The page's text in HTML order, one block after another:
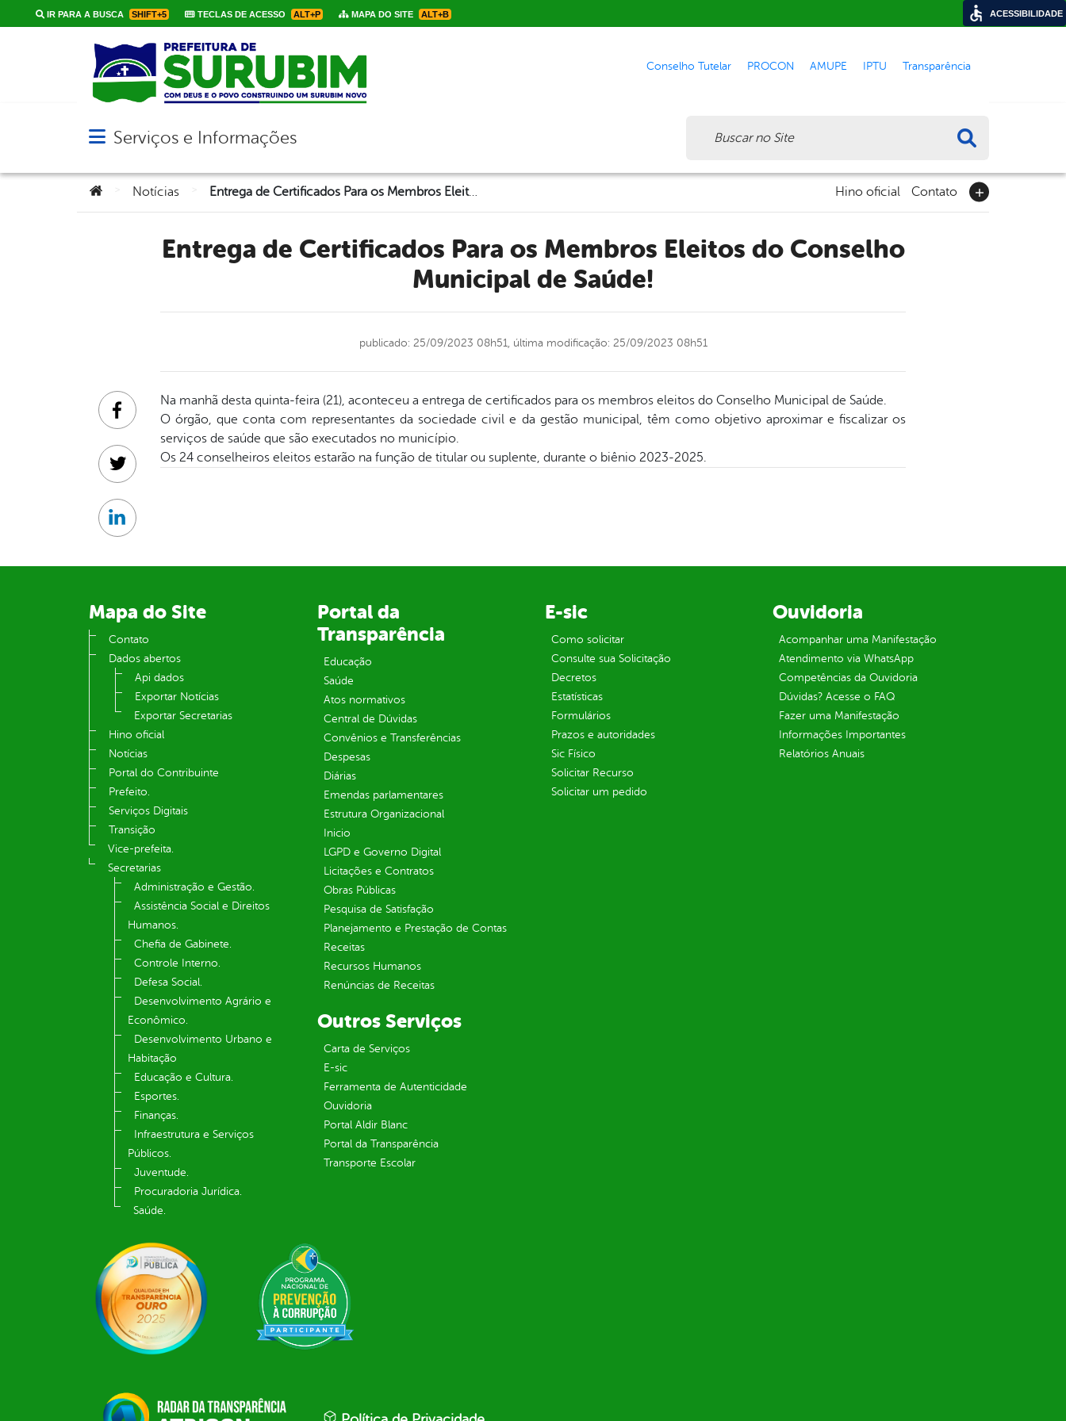
IR PARA A BUSCA SHIFT+5 TECLAS DE ACESSO ALT+P MAPA DO SITE ALT+B
Conselho Tutelar PROCON AMUPE IPTU Transparência
Abrir menu principal de navegação
Serviços e Informações
Você está aqui:
Notícias Entrega de Certificados Para os Membros Eleitos do Conselho Municipal de Saúde! Hino oficial Contato
Entrega de Certificados Para os Membros Eleitos do Conselho
Municipal de Saúde!
publicado: 25/09/2023 08h51, última modificação: 25/09/2023 08h51
Na manhã desta quinta-feira (21), aconteceu a entrega de certificados para os membros eleitos do Conselho Municipal de Saúde.
O órgão, que conta com representantes da sociedade civil e da gestão municipal, têm como objetivo aproximar e fiscalizar os
serviços de saúde que são executados no município.
Os 24 conselheiros eleitos estarão na função de titular ou suplente, durante o biênio 2023-2025.
Facebook
Twitter
Linkedin
Mapa do Site
Contato
Dados abertos
Api dados
Exportar Notícias
Exportar Secretarias
Hino oficial
Notícias
Portal do Contribuinte
Prefeito.
Serviços Digitais
Transição
Vice-prefeita.
Secretarias
Administração e Gestão.
Assistência Social e Direitos
Humanos.
Chefia de Gabinete.
Controle Interno.
Defesa Social.
Desenvolvimento Agrário e
Econômico.
Desenvolvimento Urbano e
Habitação
Educação e Cultura.
Esportes.
Finanças.
Infraestrutura e Serviços
Públicos.
Juventude.
Procuradoria Jurídica.
Saúde.
Portal da
Transparência
Educação
Saúde
Atos normativos
Central de Dúvidas
Convênios e Transferências
Despesas
Diárias
Emendas parlamentares
Estrutura Organizacional
Inicio
LGPD e Governo Digital
Licitações e Contratos
Obras Públicas
Pesquisa de Satisfação
Planejamento e Prestação de Contas
Receitas
Recursos Humanos
Renúncias de Receitas
E-sic
Como solicitar
Consulte sua Solicitação
Decretos
Estatísticas
Formulários
Prazos e autoridades
Sic Físico
Solicitar Recurso
Solicitar um pedido
Ouvidoria
Acompanhar uma Manifestação
Atendimento via WhatsApp
Competências da Ouvidoria
Dúvidas? Acesse o FAQ
Fazer uma Manifestação
Informações Importantes
Relatórios Anuais
Outros Serviços
Carta de Serviços
E-sic
Ferramenta de Autenticidade
Ouvidoria
Portal Aldir Blanc
Portal da Transparência
Transporte Escolar
ACESSIBILIDADE